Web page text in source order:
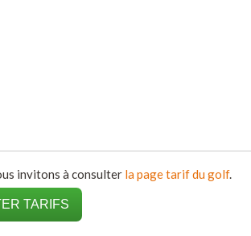
invitons à consulter la page tarif du golf.
TARIFS